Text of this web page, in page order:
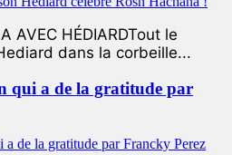
AVEC HÉDIARDTout le
dans la corbeille...
qui a de la gratitude par